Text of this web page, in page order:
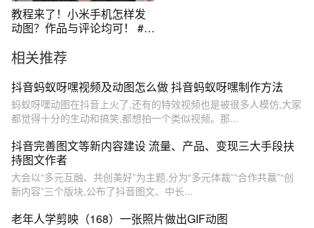
教程来了！小米手机怎样发
动图？作品与评论均可！ #小
音内测
相关推荐
抖音蚂蚁呀嘿视频及动图怎么做 抖音蚂蚁呀嘿制作方法
蚂蚁呀嘿动图在抖音上火了,还有的特效视频也是被很多人模仿,大家
都觉得十分的生动和搞笑,都想拍一个类似视频。那...
抖音完善图文等新内容建设 流量、产品、变现三大手段扶
持图文作者
大会以“多元互融、共创美好”为主题,分为“多元体裁”“合作共赢”“创
新内容”三个版块,公布了抖音图文、中长...
老年人学剪映（168）一张照片做出GIF动图